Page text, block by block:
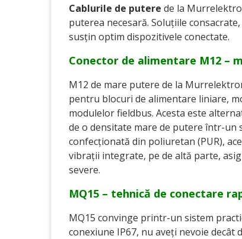
Cablurile de putere de la
puterea necesară. Soluțiile
susțin optim dispozitivele conectate.
Conector de alimentare M12 –
M12 de mare putere de la
pentru blocuri de alimentare liniare,
modulelor fieldbus. Acesta este
de o densitate mare de putere într-un
confecționată din poliuretan (PUR),
vibrații integrate, pe de altă parte,
severe.
MQ15 – tehnică de conectare
MQ15 convinge printr-un sistem
conexiune IP67, nu aveți nevoie